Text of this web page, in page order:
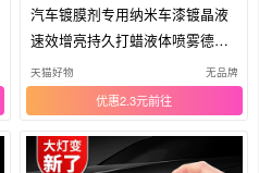
汽车镀膜剂专用纳米车漆镀晶液
速效增亮持久打蜡液体喷雾德国
正品
天猫好物 无品牌
优惠2.3元